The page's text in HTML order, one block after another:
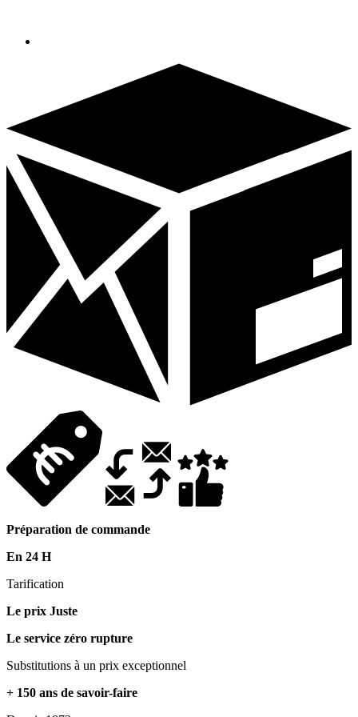
Préparation de commande
En 24 H
Tarification
Le prix Juste
Le service zéro rupture
Substitutions à un prix exceptionnel
+ 150 ans de savoir-faire